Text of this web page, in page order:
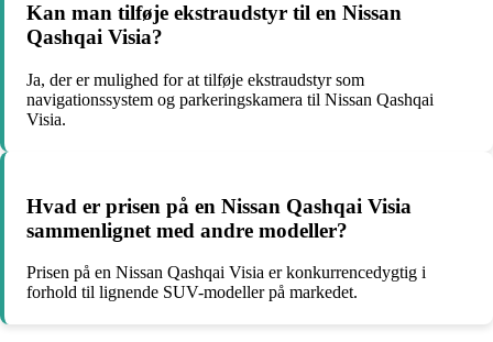
Kan man tilføje ekstraudstyr til en Nissan
Qashqai Visia?
Ja, der er mulighed for at tilføje ekstraudstyr som
navigationssystem og parkeringskamera til Nissan Qashqai
Visia.
Hvad er prisen på en Nissan Qashqai Visia
sammenlignet med andre modeller?
Prisen på en Nissan Qashqai Visia er konkurrencedygtig i
forhold til lignende SUV-modeller på markedet.